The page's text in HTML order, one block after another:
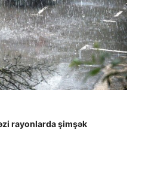
rayonlarda şimşək